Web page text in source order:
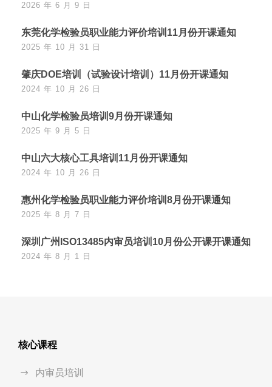
2026 年 6 月 9 日
东莞化学检验员职业能力评价培训11月份开课通知
2025 年 10 月 31 日
肇庆DOE培训（试验设计培训）11月份开课通知
2024 年 10 月 26 日
中山化学检验员培训9月份开课通知
2025 年 9 月 5 日
中山六大核心工具培训11月份开课通知
2024 年 10 月 26 日
惠州化学检验员职业能力评价培训8月份开课通知
2025 年 8 月 7 日
深圳广州ISO13485内审员培训10月份公开课开课通知
2024 年 8 月 1 日
核心课程
内审员培训